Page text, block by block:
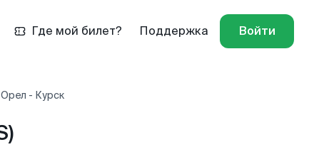
Где мой билет? Поддержка Войти
- Курск